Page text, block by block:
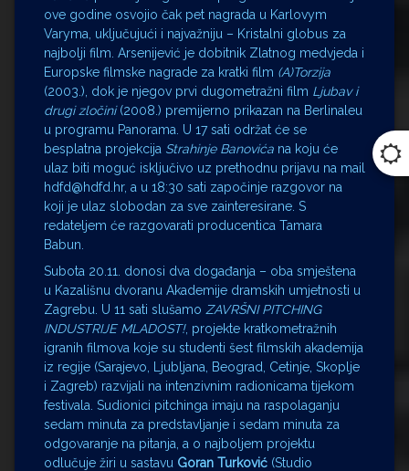
ove godine osvojio čak pet nagrada u Karlovym
Varyma, uključujući i najvažniju – Kristalni globus za
najbolji film. Arsenijević je dobitnik Zlatnog medvjeda i
Europske filmske nagrade za kratki film (A)Torzija
(2003.), dok je njegov prvi dugometražni film Ljubav i
drugi zločini(2008.) premijerno prikazan na Berlinaleu
u programu Panorama. U 17 sati održat će se
besplatna projekcija Strahinje Banovića na koju će
ulaz biti moguć isključivo uz prethodnu prijavu na mail
hdfd@hdfd.hr, a u 18:30 sati započinje razgovor na
koji je ulaz slobodan za sve zainteresirane. S
redateljem će razgovarati producentica Tamara
Babun.
Subota 20.11. donosi dva događanja – oba smještena
u Kazališnu dvoranu Akademije dramskih umjetnosti u
Zagrebu. U 11 sati slušamo ZAVRŠNI PITCHING
INDUSTRIJE MLADOST!, projekte kratkometražnih
igranih filmova koje su studenti šest filmskih akademija
iz regije (Sarajevo, Ljubljana, Beograd, Cetinje, Skoplje
i Zagreb) razvijali na intenzivnim radionicama tijekom
festivala. Sudionici pitchinga imaju na raspolaganju
sedam minuta za predstavljanje i sedam minuta za
odgovaranje na pitanja, a o najboljem projektu
odlučuje žiri u sastavu Goran Turković (Studio